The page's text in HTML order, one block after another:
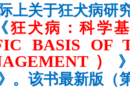
上关于狂犬病研
狂犬病：科学
BASIS OF
）
。该书最新版（